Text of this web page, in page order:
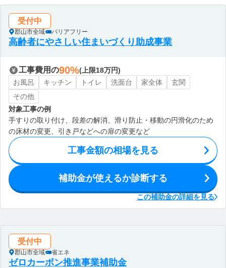
受付中
郡山市全域 バリアフリー
高齢者にやさしい住まいづくり助成事業
工事費用の90%(上限18万円)
お風呂
キッチン トイレ 洗面台 家全体
玄関
その他
対象工事の例
手すりの取り付け、段差の解消、滑り防止・移動の円滑化のため
の床材の変更、引き戸などへの扉の変更など
工事金額の相場を見る
補助金が使えるか診断する
この補助金の詳細を見る
受付中
郡山市全域 省エネ
ゼロカーボン推進事業補助金